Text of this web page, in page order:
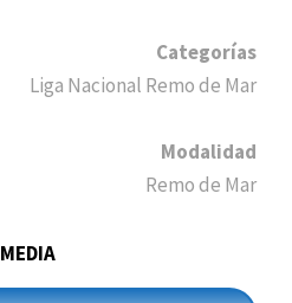
Categorías
Liga Nacional Remo de Mar
Modalidad
Remo de Mar
MEDIA